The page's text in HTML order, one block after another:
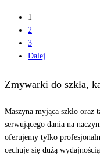
1
2
3
Dalej
Zmywarki do szkła,
Maszyna myjąca szkło oraz
serwującego dania na
oferujemy tylko
cechuje się dużą